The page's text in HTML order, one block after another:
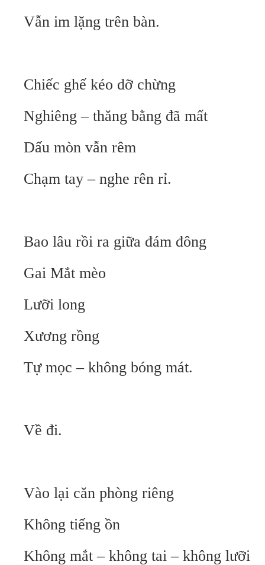
Vẫn im lặng trên bàn.
Chiếc ghế kéo dỡ chừng
Nghiêng – thăng bằng đã mất
Dấu mòn vẫn rêm
Chạm tay – nghe rên rỉ.
Bao lâu rồi ra giữa đám đông
Gai Mắt mèo
Lưỡi long
Xương rồng
Tự mọc – không bóng mát.
Về đi.
Vào lại căn phòng riêng
Không tiếng ồn
Không mắt – không tai – không lưỡi